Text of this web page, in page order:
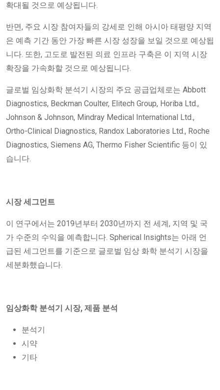
확대될 것으로 예상됩니다.
반면, 주요 시장 참여자들의 강세로 인해 아시아 태평양 지역
은 예측 기간 동안 가장 빠른 시장 성장을 보일 것으로 예상됩
니다. 또한, 고도로 발전된 의료 인프라 구축은 이 지역 시장
확장을 가속화할 것으로 예상됩니다.
글로벌 임상화학 분석기 시장의 주요 공급업체로는 Abbott
Diagnostics, Beckman Coulter, Elitech Group, Horiba Ltd.,
Johnson & Johnson, Mindray Medical International Ltd.,
Ortho-Clinical Diagnostics, Randox Laboratories Ltd., Roche
Diagnostics, Siemens AG, Thermo Fisher Scientific 등이 있
습니다.
시장 세그먼트
이 연구에서는 2019년부터 2030년까지 전 세계, 지역 및 국
가 수준의 수익을 예측합니다. Spherical Insights는 아래 언
급된 세그먼트를 기준으로 글로벌 임상 화학 분석기 시장을
세분화했습니다.
임상화학 분석기 시장, 제품 분석
분석기
시약
기타